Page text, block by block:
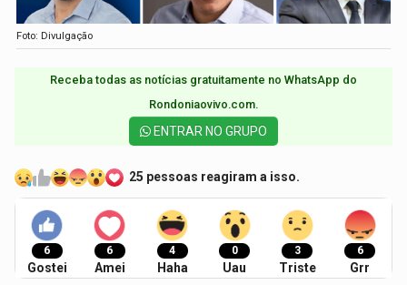
Foto: Divulgação
Receba todas as notícias gratuitamente no WhatsApp do
Rondoniaovivo.com.​
ENTRAR NO GRUPO
25 pessoas reagiram a isso.
6
Gostei
6
Amei
4
Haha
0
Uau
3
Triste
6
Grr